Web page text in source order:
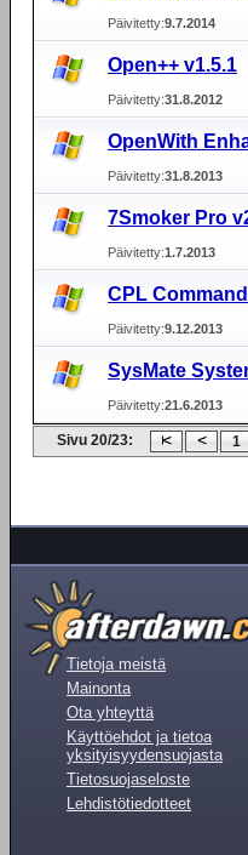
Päivitetty:9.7.2014
Open++ v1.5.1
Päivitetty:31.8.2012
OpenWith
Päivitetty:31.8.2013
7Smoker Pro
Päivitetty:1.7.2013
CPL
Päivitetty:9.12.2013
SysMate
Päivitetty:21.6.2013
Sivu 20/23: 1
Tietoja meistä
Mainonta
Ota yhteyttä
Käyttöehdot ja tietoa
yksityisyydensuojasta
Tietosuojaseloste
Lehdistötiedotteet